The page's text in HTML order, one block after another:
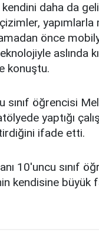
daha da
önce
aslında
konuştu.
sınıf öğrencisi
yaptığı
ifade etti.
10'uncu sınıf
kendisine büyük